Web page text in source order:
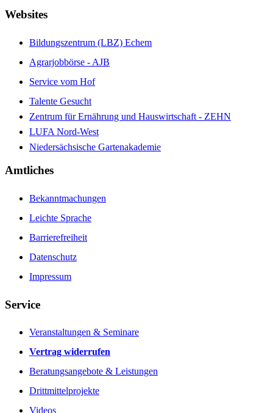
Websites
Bildungszentrum (LBZ) Echem
Agrarjobbörse - AJB
Service vom Hof
Talente Gesucht
Zentrum für Ernährung und Hauswirtschaft - ZEHN
LUFA Nord-West
Niedersächsische Gartenakademie
Amtliches
Bekanntmachungen
Leichte Sprache
Barrierefreiheit
Datenschutz
Impressum
Service
Veranstaltungen & Seminare
Vertrag widerrufen
Beratungsangebote & Leistungen
Drittmittelprojekte
Videos